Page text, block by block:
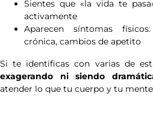
Sientes que «la vida te
activamente
Aparecen síntomas
crónica, cambios de apetito
Si te identificas con varias de
exagerando ni siendo
atender lo que tu cuerpo y tu